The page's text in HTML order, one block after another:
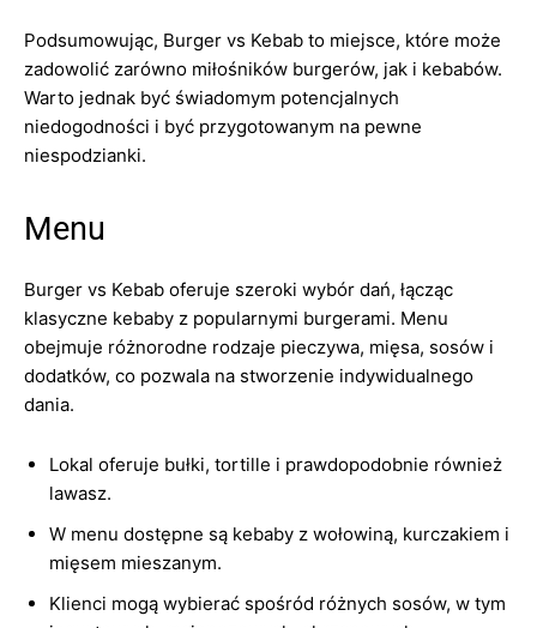
Podsumowując, Burger vs Kebab to miejsce, które może
zadowolić zarówno miłośników burgerów, jak i kebabów.
Warto jednak być świadomym potencjalnych
niedogodności i być przygotowanym na pewne
niespodzianki.
Menu
Burger vs Kebab oferuje szeroki wybór dań, łącząc
klasyczne kebaby z popularnymi burgerami. Menu
obejmuje różnorodne rodzaje pieczywa, mięsa, sosów i
dodatków, co pozwala na stworzenie indywidualnego
dania.
Lokal oferuje bułki, tortille i prawdopodobnie również
lawasz.
W menu dostępne są kebaby z wołowiną, kurczakiem i
mięsem mieszanym.
Klienci mogą wybierać spośród różnych sosów, w tym